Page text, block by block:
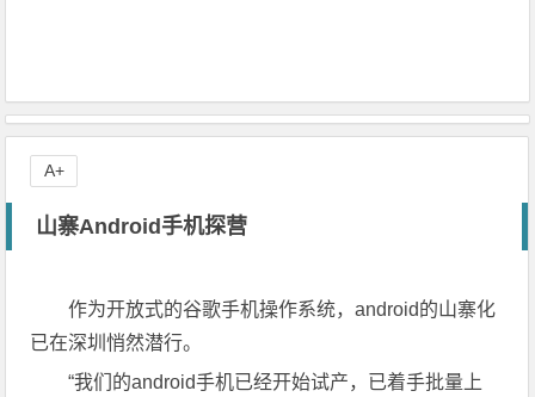
山寨Android手机探营
作为开放式的谷歌手机操作系统，android的山寨化
已在深圳悄然潜行。
“我们的android手机已经开始试产，已着手批量上
A+